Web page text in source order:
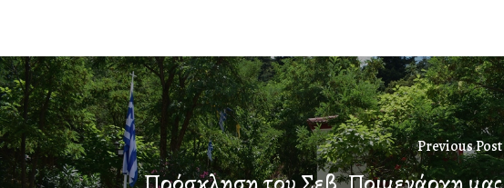
Previous Post